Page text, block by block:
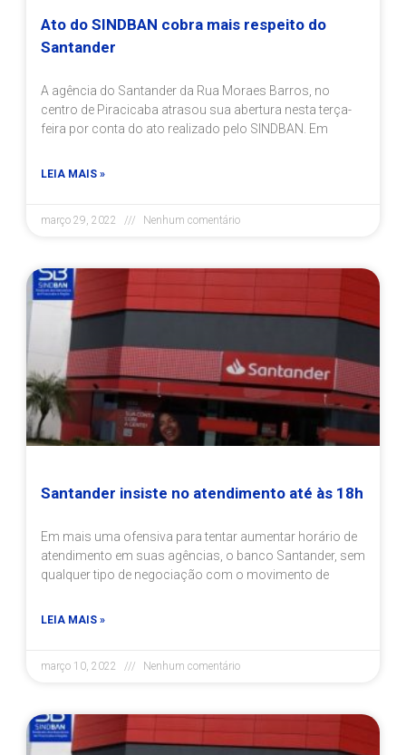
Ato do SINDBAN cobra mais respeito do
Santander
A agência do Santander da Rua Moraes Barros, no
centro de Piracicaba atrasou sua abertura nesta terça-
feira por conta do ato realizado pelo SINDBAN. Em
LEIA MAIS »
março 29, 2022 Nenhum comentário
Santander insiste no atendimento até às 18h
Em mais uma ofensiva para tentar aumentar horário de
atendimento em suas agências, o banco Santander, sem
qualquer tipo de negociação com o movimento de
LEIA MAIS »
março 10, 2022 Nenhum comentário